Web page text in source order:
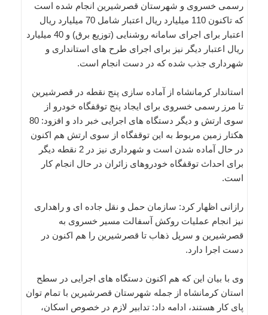
رسمی خسروی و شهرستان قصرشیرین انجام شده است
که تاکنون 110 میلیارد ریال اعتبار شامل 70 میلیارد ریال
اعتبار برای اجرای سامانه روشنایی (توزیع برق) و 40 میلیارد
ریال اعتبار دیگر نیز برای اجرای طرح های استانداری و
شهرداری جذب شده که در دست انجام است.
استاندار کرمانشاه از آماده سازی پنج نقطه در قصرشیرین
تا مرز رسمی خسروی برای ایجاد پنج توقفگاه خودرو از
سوی ارتش و دیگر دستگاه های اجرایی خبر داد و افزود: 80
هکتار زمین مربوط به این توقفگاه از سوی ارتش هم اکنون
در حال آماده شدن است و شهرداری نیز در 2 نقطه دیگر
برای احداث توقفگاه خودروهای زائران در حال انجام کار
است.
رازانی اظهار کرد: سازمان حمل و نقل جاده ای و راهداری
نیز انجام عملیات روکش آسفالت مسیر خسروی به
قصرشیرین و سرپل ذهاب تا قصرشیرین را هم اکنون در
دست اجرا دارد.
وی با بیان این که هم اکنون دستگاه های اجرایی در سطح
استان کرمانشاه از جمله شهرستان قصرشیرین با تمام توان
پای کار هستند، ادامه داد: تدابیر لازم در خصوص اسکان،